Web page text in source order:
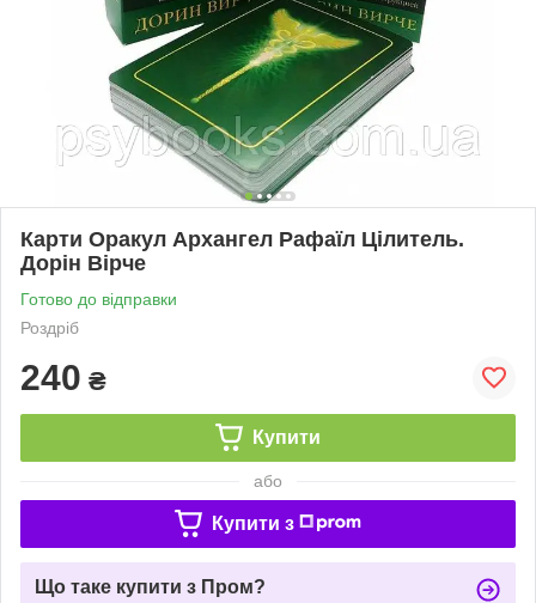
Карти Оракул Архангел Рафаїл Цілитель.
Дорін Вірче
Готово до відправки
Роздріб
240 ₴
Купити
або
Купити з
Що таке купити з Пром?